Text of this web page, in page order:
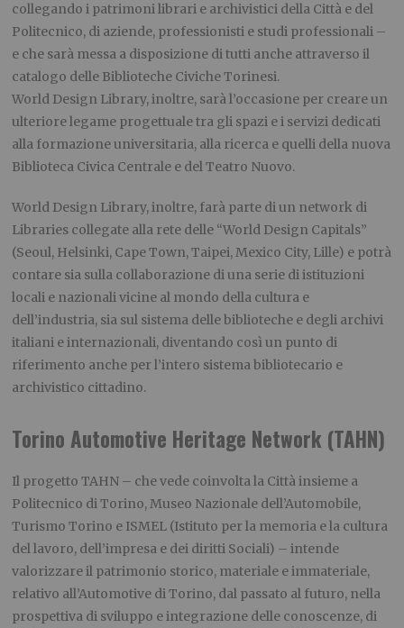
collegando i patrimoni librari e archivistici della Città e del
Politecnico, di aziende, professionisti e studi professionali –
e che sarà messa a disposizione di tutti anche attraverso il
catalogo delle Biblioteche Civiche Torinesi.
World Design Library, inoltre, sarà l’occasione per creare un
ulteriore legame progettuale tra gli spazi e i servizi dedicati
alla formazione universitaria, alla ricerca e quelli della nuova
Biblioteca Civica Centrale e del Teatro Nuovo.
World Design Library, inoltre, farà parte di un network di
Libraries collegate alla rete delle “World Design Capitals”
(Seoul, Helsinki, Cape Town, Taipei, Mexico City, Lille) e potrà
contare sia sulla collaborazione di una serie di istituzioni
locali e nazionali vicine al mondo della cultura e
dell’industria, sia sul sistema delle biblioteche e degli archivi
italiani e internazionali, diventando così un punto di
riferimento anche per l’intero sistema bibliotecario e
archivistico cittadino.
Torino Automotive Heritage Network (TAHN)
Il progetto TAHN – che vede coinvolta la Città insieme a
Politecnico di Torino, Museo Nazionale dell’Automobile,
Turismo Torino e ISMEL (Istituto per la memoria e la cultura
del lavoro, dell’impresa e dei diritti Sociali) – intende
valorizzare il patrimonio storico, materiale e immateriale,
relativo all’Automotive di Torino, dal passato al futuro, nella
prospettiva di sviluppo e integrazione delle conoscenze, di